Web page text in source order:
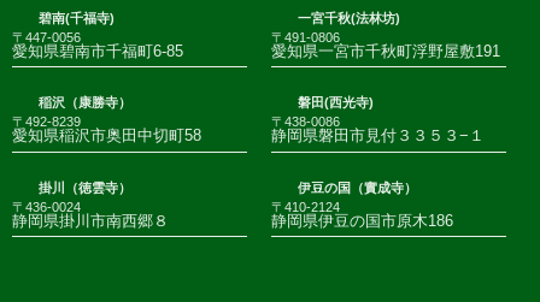
碧南(千福寺)
〒447-0056
愛知県碧南市千福町6-85
一宮千秋(法林坊)
〒491-0806
愛知県一宮市千秋町浮野屋敷191
稲沢（康勝寺）
〒492-8239
愛知県稲沢市奥田中切町58
磐田(西光寺)
〒438-0086
静岡県磐田市見付３３５３−１
掛川（徳雲寺）
〒436-0024
静岡県掛川市南西郷８
伊豆の国（實成寺）
〒410-2124
静岡県伊豆の国市原木186